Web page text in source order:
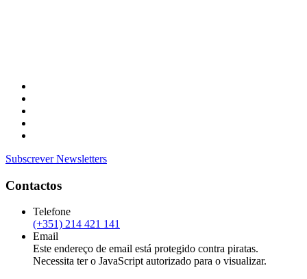
Subscrever Newsletters
Contactos
Telefone
(+351) 214 421 141
Email
Este endereço de email está protegido contra piratas.
Necessita ter o JavaScript autorizado para o visualizar.